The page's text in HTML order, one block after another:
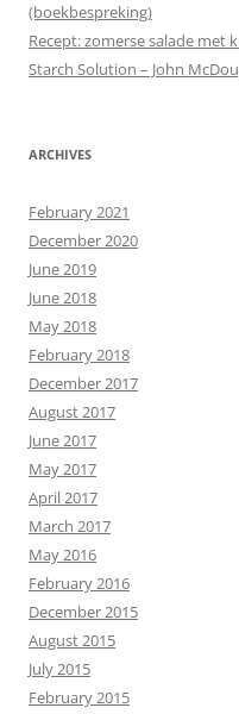
(boekbespreking)
Recept: zomerse salade met
Starch Solution – John
ARCHIVES
February 2021
December 2020
June 2019
June 2018
May 2018
February 2018
December 2017
August 2017
June 2017
May 2017
April 2017
March 2017
May 2016
February 2016
December 2015
August 2015
July 2015
February 2015